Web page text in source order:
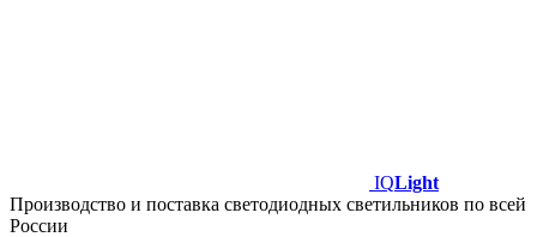
IQLight
Производство и поставка светодиодных светильников по всей
России